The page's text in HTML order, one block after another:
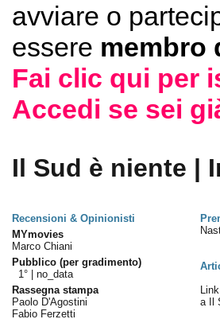
avviare o
essere membro
Fai clic qui per
Accedi se sei
Il Sud è niente |
Recensioni & Opinionisti
MYmovies
Marco Chiani
Pubblico (per gradimento)
1° | no_data
Rassegna stampa
Paolo D'Agostini
Fabio Ferzetti
a Il